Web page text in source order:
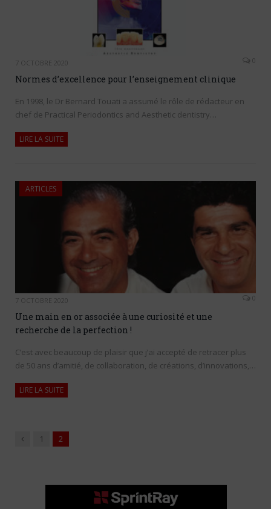
7 OCTOBRE 2020 0
Normes d’excellence pour l’enseignement clinique
En 1998, le Dr Bernard Touati a assumé le rôle de rédacteur en
chef de Practical Periodontics and Aesthetic dentistry…
LIRE LA SUITE
ARTICLES
7 OCTOBRE 2020 0
Une main en or associée à une curiosité et une
recherche de la perfection !
C’est avec beaucoup de plaisir que j’ai accepté de retracer plus
de 50 ans d’amitié, de collaboration, de créations, d’innovations,…
LIRE LA SUITE
Précédent
1 2